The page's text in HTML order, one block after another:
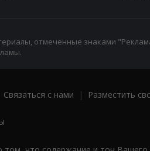
отмеченные знаками
Связаться с нами | Разместить